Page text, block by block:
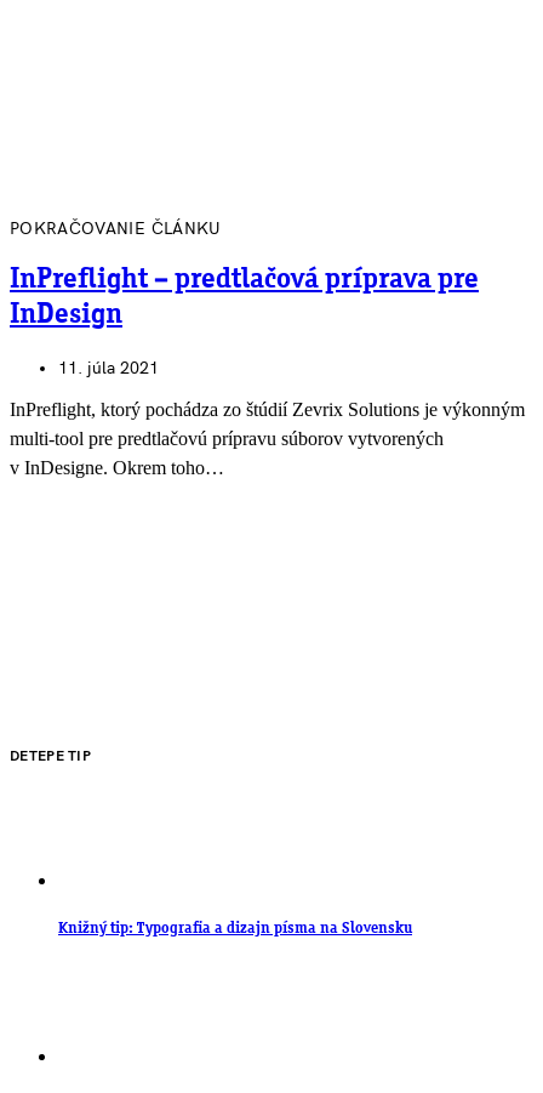
POKRAČOVANIE ČLÁNKU
InPreflight – predtlačová príprava pre
InDesign
11. júla 2021
InPreflight, ktorý pochádza zo štúdií Zevrix Solutions je výkonným
multi-tool pre predtlačovú prípravu súborov vytvorených
v InDesigne. Okrem toho…
DETEPE TIP
Knižný tip: Typografia a dizajn písma na Slovensku